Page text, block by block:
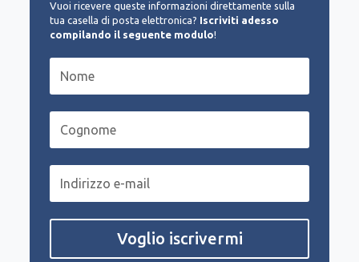
Vuoi ricevere queste informazioni direttamente sulla
tua casella di posta elettronica? Iscriviti adesso
compilando il seguente modulo!
Voglio iscrivermi